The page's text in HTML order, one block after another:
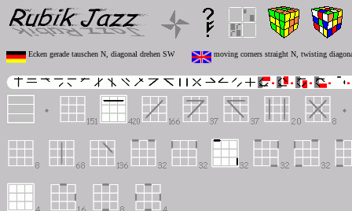
Ecken gerade tauschen N, diagonal drehen SW moving corners straight N, twisting